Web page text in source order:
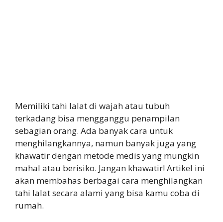
Memiliki tahi lalat di wajah atau tubuh
terkadang bisa mengganggu penampilan
sebagian orang. Ada banyak cara untuk
menghilangkannya, namun banyak juga yang
khawatir dengan metode medis yang mungkin
mahal atau berisiko. Jangan khawatir! Artikel ini
akan membahas berbagai cara menghilangkan
tahi lalat secara alami yang bisa kamu coba di
rumah.